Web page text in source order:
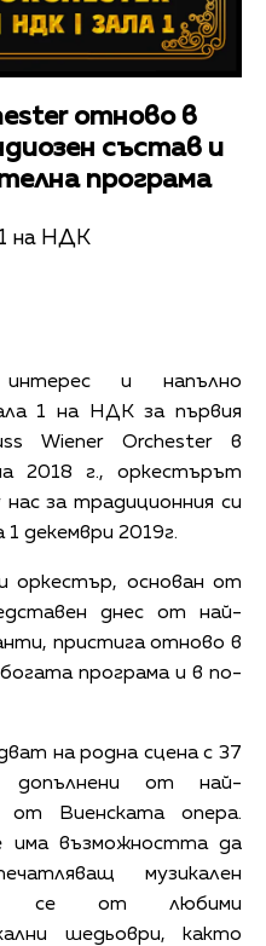
отново в
състав и
програма
1 на НДК
и напълно
1 на НДК за първия
Wiener Orchester в
2018 г., оркестърът
за традиционния си
декември 2019г.
оркестър, основан от
днес от най-
пристига отново в
програма и в по-
на родна сцена с 37
допълнени от най-
от Виенската опера.
има възможността да
музикален
се от любими
шедьоври, както